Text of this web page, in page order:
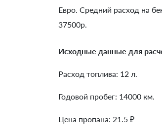
Евро. Средний расход на
37500р.
Исходные данные для
Расход топлива: 12 л.
Годовой пробег: 14000 км.
Цена пропана: 21.5 ₽